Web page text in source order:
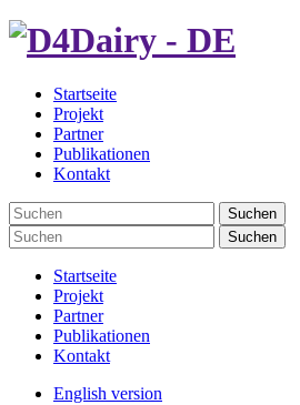
Startseite
Projekt
Partner
Publikationen
Kontakt
Suchen
Suchen
Startseite
Projekt
Partner
Publikationen
Kontakt
English version